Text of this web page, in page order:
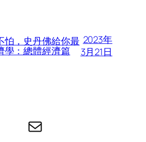
怕，史丹佛給你最
學：總體經濟篇
2023年
3月21日
电子邮件